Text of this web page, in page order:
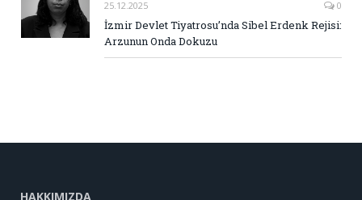
25.12.2025 0
İzmir Devlet Tiyatrosu’nda Sibel Erdenk Rejisi:
Arzunun Onda Dokuzu
HAKKIMIZDA